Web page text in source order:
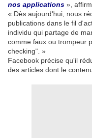
nos applications »,
« Dès aujourd'hui, nous
publications dans le fil
individu qui partage de
comme faux ou trompeur
checking". »
Facebook précise qu'il
des articles dont le